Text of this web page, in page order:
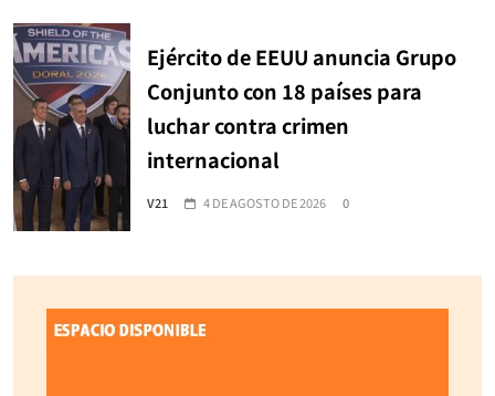
Ejército de EEUU anuncia Grupo
Conjunto con 18 países para
luchar contra crimen
internacional
V21 4 DE AGOSTO DE 2026 0